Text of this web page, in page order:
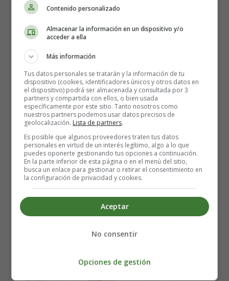
Leer más: Infertilidad Femenina a partir de los 30
Abortos espontáneos de
repetición. Preguntas
Frecuentes
Contenido personalizado
Almacenar la información en un dispositivo y/o
acceder a ella
Más información
Tus datos personales se tratarán y la información de tu
dispositivo (cookies, identificadores únicos y otros datos en
el dispositivo) podrá ser almacenada y consultada por 3
partners y compartida con ellos, o bien usada
específicamente por este sitio. Tanto nosotros como
nuestros partners podemos usar datos precisos de
geolocalización. Lista de partners.
Es posible que algunos proveedores traten tus datos
personales en virtud de un interés legítimo, algo a lo que
puedes oponerte gestionando tus opciones a continuación.
En la parte inferior de esta página o en el menú del sitio,
busca un enlace para gestionar o retirar el consentimiento en
la configuración de privacidad y cookies.
Aceptar
No consentir
Opciones de gestión